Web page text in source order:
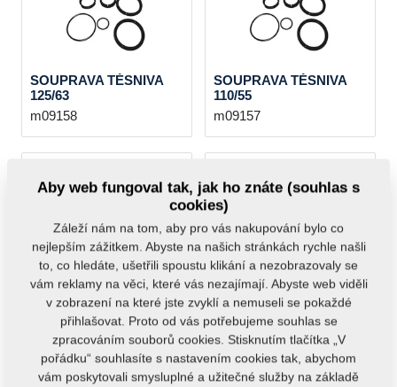
SOUPRAVA TĚSNIVA
125/63
m09158
SOUPRAVA TĚSNIVA
110/55
m09157
PÍSTNICE HM1,2
40/22/60/254
9003596
PÍSTNICE 80/40-250/ZR-
VZ00004549ND
VZ00004549 9000247
(Původní ND)
Aby web fungoval tak, jak ho znáte (souhlas s
cookies)
Záleží nám na tom, aby pro vás nakupování bylo co
nejlepším zážitkem. Abyste na našich stránkách rychle našli
to, co hledáte, ušetřili spoustu klikání a nezobrazovaly se
vám reklamy na věci, které vás nezajímají. Abyste web viděli
v zobrazení na které jste zvyklí a nemuseli se pokaždé
přihlašovat. Proto od vás potřebujeme souhlas se
zpracováním souborů cookies. Stisknutím tlačítka „V
pořádku“ souhlasíte s nastavením cookies tak, abychom
vám poskytovali smysluplné a užitečné služby na základě